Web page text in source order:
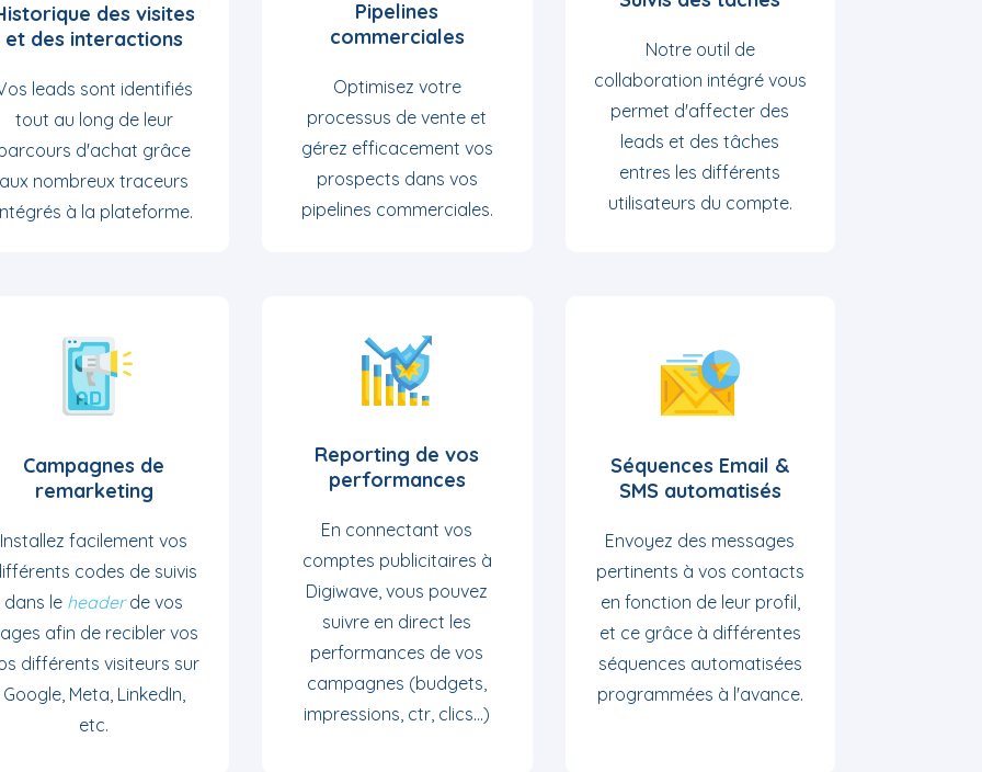
des visites
et des interactions
leads sont identifiés
tout au long de leur
d'achat grâce
aux nombreux traceurs
à la plateforme.
Pipelines
commerciales
Optimisez votre
processus de vente et
gérez efficacement vos
prospects dans vos
pipelines commerciales.
Notre outil de
collaboration intégré vous
permet d'affecter des
leads et des tâches
entres les différents
utilisateurs du compte.
Campagnes de
remarketing
Installez facilement vos
codes de suivis
dans le headerde vos
afin de recibler vos
différents visiteurs sur
Google, Meta, LinkedIn,
etc.
Reporting de vos
performances
En connectant vos
comptes publicitaires à
Digiwave, vous pouvez
suivre en direct les
performances de vos
campagnes (budgets,
impressions, ctr, clics...)
Séquences Email &
SMS automatisés
Envoyez des messages
pertinents à vos contacts
en fonction de leur profil,
et ce grâce à différentes
séquences automatisées
programmées à l'avance.